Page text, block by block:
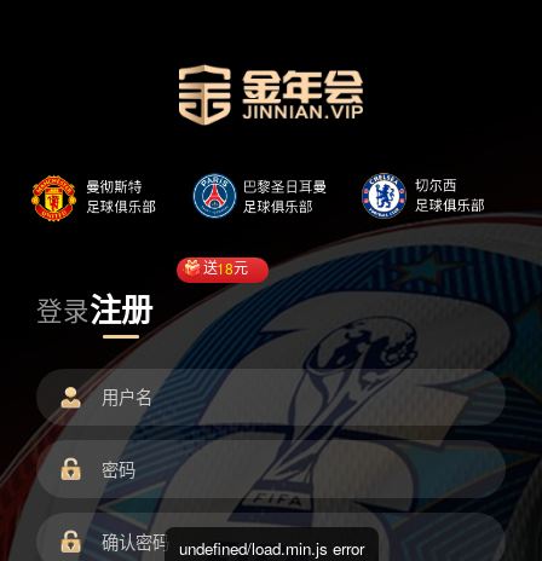
登录注册
送18元
undefined/load.min.js error